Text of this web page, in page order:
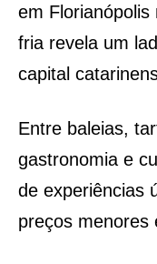
em Florianópolis
fria revela um
capital
Entre baleias,
gastronomia e
de experiências
preços menores